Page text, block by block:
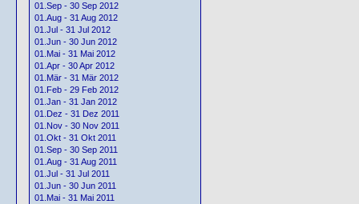
01.Sep - 30 Sep 2012
01.Aug - 31 Aug 2012
01.Jul - 31 Jul 2012
01.Jun - 30 Jun 2012
01.Mai - 31 Mai 2012
01.Apr - 30 Apr 2012
01.Mär - 31 Mär 2012
01.Feb - 29 Feb 2012
01.Jan - 31 Jan 2012
01.Dez - 31 Dez 2011
01.Nov - 30 Nov 2011
01.Okt - 31 Okt 2011
01.Sep - 30 Sep 2011
01.Aug - 31 Aug 2011
01.Jul - 31 Jul 2011
01.Jun - 30 Jun 2011
01.Mai - 31 Mai 2011